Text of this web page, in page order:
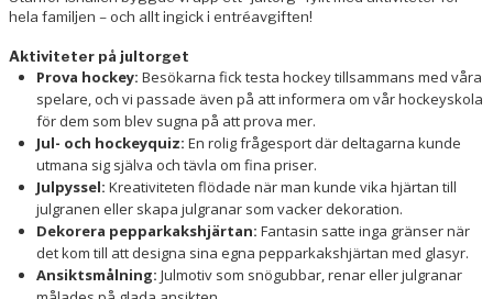
hela familjen – och allt ingick i entréavgiften!
Aktiviteter på jultorget
Prova hockey: Besökarna fick testa hockey tillsammans med våra
spelare, och vi passade även på att informera om vår hockeyskola
för dem som blev sugna på att prova mer.
Jul- och hockeyquiz: En rolig frågesport där deltagarna kunde
utmana sig själva och tävla om fina priser.
Julpyssel: Kreativiteten flödade när man kunde vika hjärtan till
julgranen eller skapa julgranar som vacker dekoration.
Dekorera pepparkakshjärtan: Fantasin satte inga gränser när
det kom till att designa sina egna pepparkakshjärtan med glasyr.
Ansiktsmålning: Julmotiv som snögubbar, renar eller julgranar